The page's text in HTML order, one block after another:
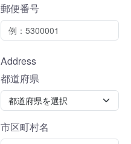
郵便番号
Address
都道府県
市区町村名